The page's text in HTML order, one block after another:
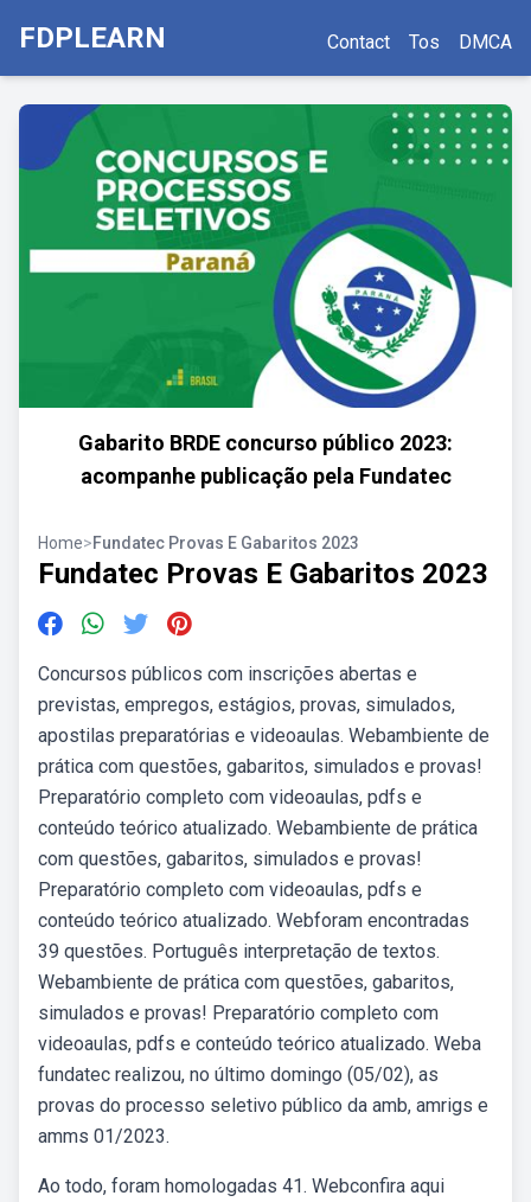
FDPLEARN Contact Tos DMCA
Gabarito BRDE concurso público 2023:
acompanhe publicação pela Fundatec
Home>Fundatec Provas E Gabaritos 2023
Fundatec Provas E Gabaritos 2023
Concursos públicos com inscrições abertas e
previstas, empregos, estágios, provas, simulados,
apostilas preparatórias e videoaulas. Webambiente de
prática com questões, gabaritos, simulados e provas!
Preparatório completo com videoaulas, pdfs e
conteúdo teórico atualizado. Webambiente de prática
com questões, gabaritos, simulados e provas!
Preparatório completo com videoaulas, pdfs e
conteúdo teórico atualizado. Webforam encontradas
39 questões. Português interpretação de textos.
Webambiente de prática com questões, gabaritos,
simulados e provas! Preparatório completo com
videoaulas, pdfs e conteúdo teórico atualizado. Weba
fundatec realizou, no último domingo (05/02), as
provas do processo seletivo público da amb, amrigs e
amms 01/2023.
Ao todo, foram homologadas 41. Webconfira aqui